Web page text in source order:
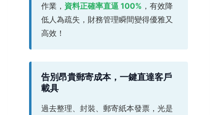
作業， 資料正確率直逼 100% ，有效降
低人為疏失，財務管理瞬間變得優雅又
高效！
告別昂貴郵寄成本，一鍵直達客戶
載具
過去整理、封裝、郵寄紙本發票，光是